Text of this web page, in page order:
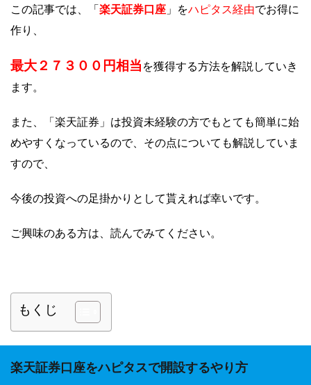
この記事では、「楽天証券口座 」をハピタス経由でお得に
作り、
最大２７３ ００円相当 を獲得する方法を解説していき
ます。
また、「楽天証券」は投資未経験の方でもとても簡単に始
めやすくなっているので、その点についても解説していま
すので、
今後の投資への足掛かりとして貰えれば幸いです。
ご興味のある方は、読んでみてください。
もくじ
楽天証券口座をハピタスで開設するやり方